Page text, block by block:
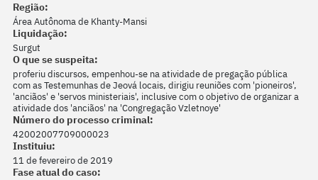
Região:
Área Autônoma de Khanty-Mansi
Liquidação:
Surgut
O que se suspeita:
proferiu discursos, empenhou-se na atividade de pregação pública
com as Testemunhas de Jeová locais, dirigiu reuniões com 'pioneiros',
'anciãos' e 'servos ministeriais', inclusive com o objetivo de organizar a
atividade dos 'anciãos' na 'Congregação Vzletnoye'
Número do processo criminal:
42002007709000023
Instituiu:
11 de fevereiro de 2019
Fase atual do caso: